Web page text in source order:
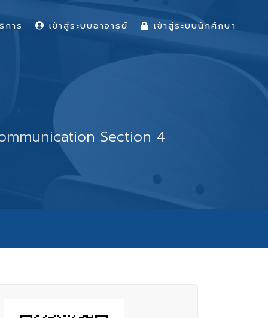
Section 4
การ เข้าสู่ระบบอาจารย์ เข้าสู่ระบบนักศึกษา